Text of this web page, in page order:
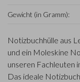
Gewicht (in Gramm):
Notizbuchhülle aus
und ein Moleskine
unseren Fachleuten
Das ideale